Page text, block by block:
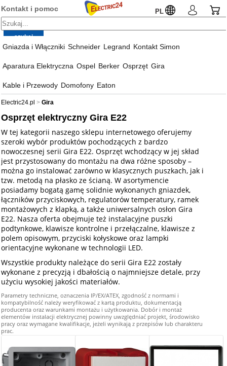
Kontakt i pomoc PL
Gniazda i Włączniki Schneider Legrand Kontakt Simon
Aparatura Elektryczna Ospel Berker Osprzęt Gira
Kable i Przewody Domofony Eaton
Electric24.pl Gira
Osprzęt elektryczny Gira E22
W tej kategorii naszego sklepu internetowego oferujemy
szeroki wybór produktów pochodzących z bardzo
nowoczesnej serii Gira E22. Osprzęt wchodzący w jej skład
jest przystosowany do montażu na dwa różne sposoby –
można go instalować zarówno w klasycznych puszkach, jak i
tzw. metodą na płasko ze ścianą. W asortymencie
posiadamy bogatą gamę solidnie wykonanych gniazdek,
łączników przyciskowych, regulatorów temperatury, ramek
montażowych z klapką, a także uniwersalnych osłon Gira
E22. Nasza oferta obejmuje też instalacyjne puszki
podtynkowe, klawisze kontrolne i przełączalne, klawisze z
polem opisowym, przyciski kołyskowe oraz lampki
orientacyjne wykonane w technologii LED.
Wszystkie produkty należące do serii Gira E22 zostały
wykonane z precyzją i dbałością o najmniejsze detale, przy
użyciu wysokiej jakości materiałów.
Parametry techniczne, oznaczenia IP/EX/ATEX, zgodność z normami i
kompatybilność należy weryfikować z kartą produktu, dokumentacją
producenta oraz warunkami montażu i użytkowania. Dobór i montaż
elementów instalacji elektrycznej powinny uwzględniać projekt, środowisko
pracy oraz wymagane kwalifikacje, jeżeli wynikają z przepisów lub charakteru
prac.